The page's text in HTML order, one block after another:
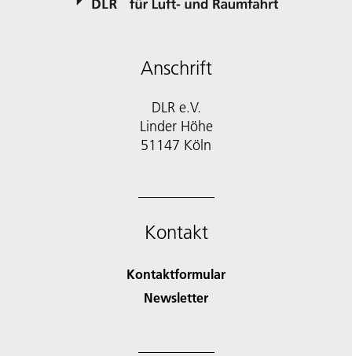
Anschrift
DLR e.V.
Linder Höhe
51147 Köln
Kontakt
Kontaktformular
Newsletter